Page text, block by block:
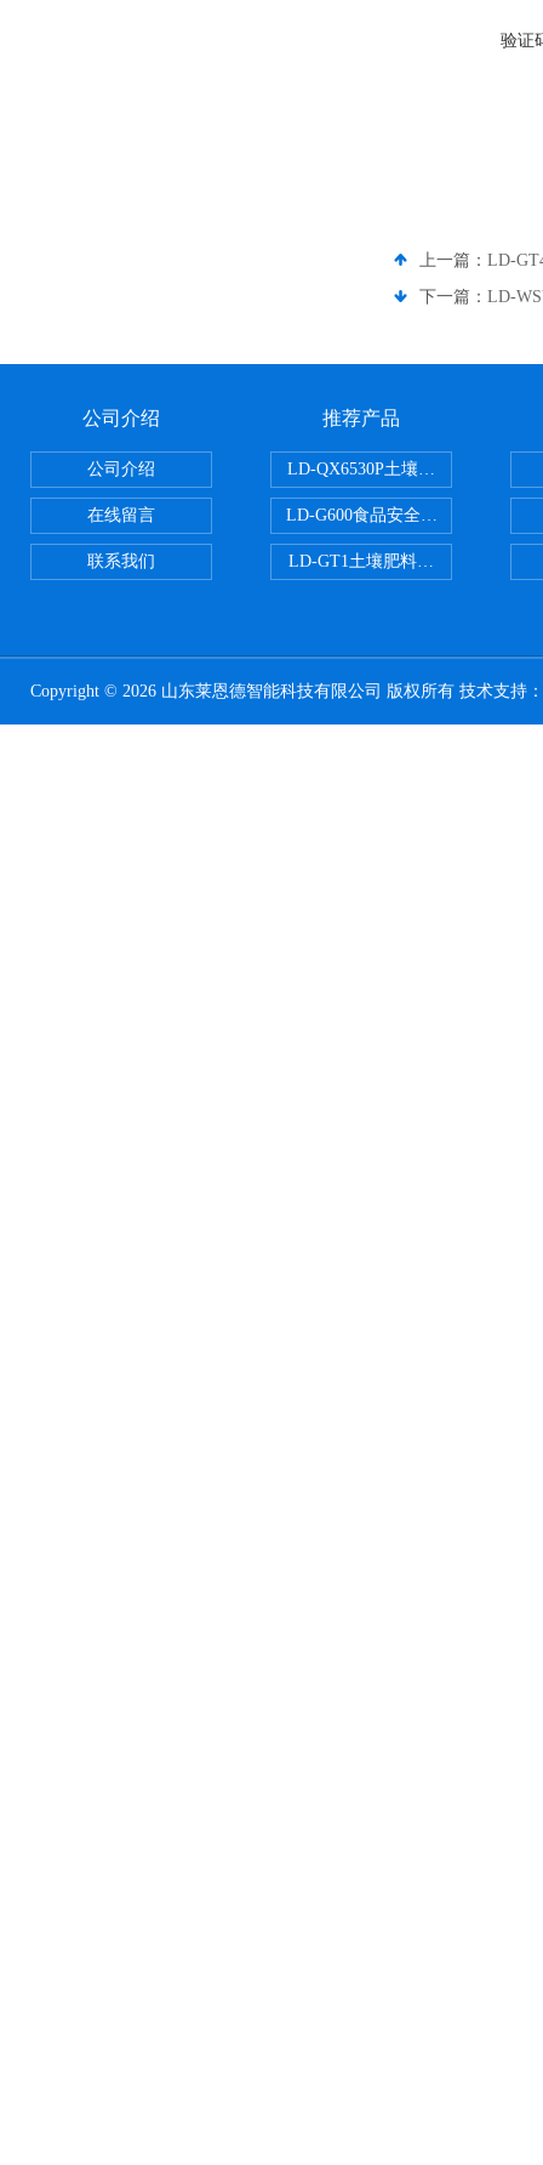
验证
上一篇： LD-
下一篇： LD-
公司介绍
公司介绍
在线留言
联系我们
推荐产品
LD-QX6530P土壤氧化还原电位检
LD-G600食品安全检测仪
LD-GT1土壤肥料养分检测仪
Copyright © 2026 山东莱恩德智能科技有限公司 版权所有 技术支持：